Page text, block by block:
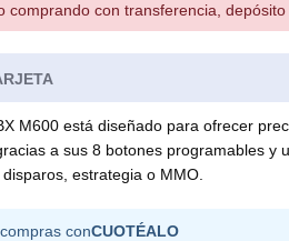
comprando con transferencia, depósito
M600 está diseñado para ofrecer
a sus 8 botones programables y
estrategia o MMO.
conCUOTÉALO